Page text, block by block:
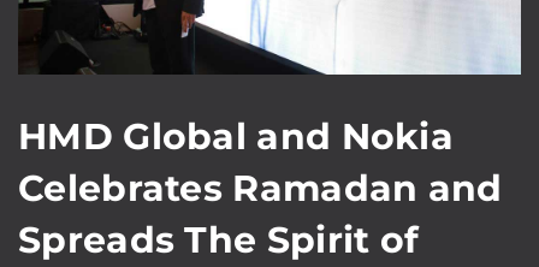
HMD Global and Nokia
Celebrates Ramadan and
Spreads The Spirit of